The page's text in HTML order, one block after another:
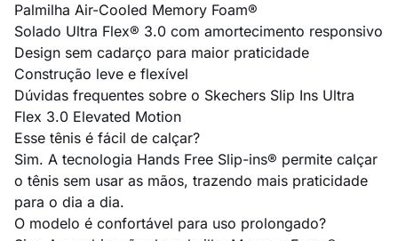
Palmilha Air-Cooled Memory Foam®
Solado Ultra Flex® 3.0 com amortecimento responsivo
Design sem cadarço para maior praticidade
Construção leve e flexível
Dúvidas frequentes sobre o Skechers Slip Ins Ultra
Flex 3.0 Elevated Motion
Esse tênis é fácil de calçar?
Sim. A tecnologia Hands Free Slip-ins® permite calçar
o tênis sem usar as mãos, trazendo mais praticidade
para o dia a dia.
O modelo é confortável para uso prolongado?